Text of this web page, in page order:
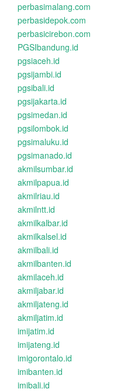
perbasimalang.com
perbasidepok.com
perbasicirebon.com
PGSIbandung.id
pgsiaceh.id
pgsijambi.id
pgsibali.id
pgsijakarta.id
pgsimedan.id
pgsilombok.id
pgsimaluku.id
pgsimanado.id
akmilsumbar.id
akmilpapua.id
akmilriau.id
akmilntt.id
akmilkalbar.id
akmilkalsel.id
akmilbali.id
akmilbanten.id
akmilaceh.id
akmiljabar.id
akmiljateng.id
akmiljatim.id
imijatim.id
imijateng.id
imigorontalo.id
imibanten.id
imibali.id